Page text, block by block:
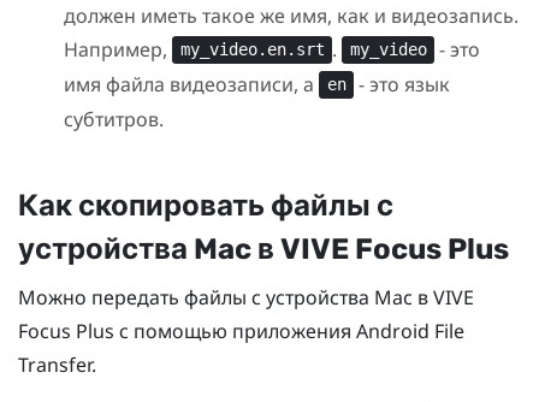
должен иметь такое же имя, как и видеозапись.
Например,
my_video.en.srt . my_video - это
имя файла видеозаписи, а
en
- это язык
субтитров.
Как скопировать файлы с
устройства Mac в VIVE Focus Plus
Можно передать файлы с устройства Mac вVIVE
Focus Plus с помощью приложения Android File
Transfer.